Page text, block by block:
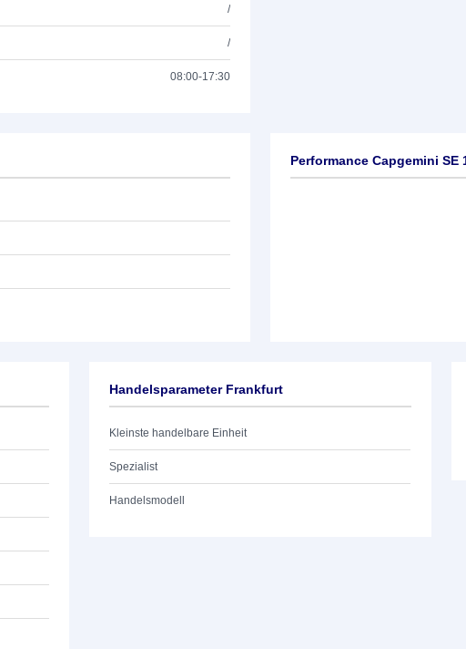
/
/
08:00-17:30
Performance Capgemini SE
Handelsparameter Frankfurt
Kleinste handelbare Einheit
Spezialist
Handelsmodell